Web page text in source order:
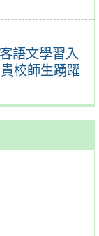
語文學習入
校師生踴躍